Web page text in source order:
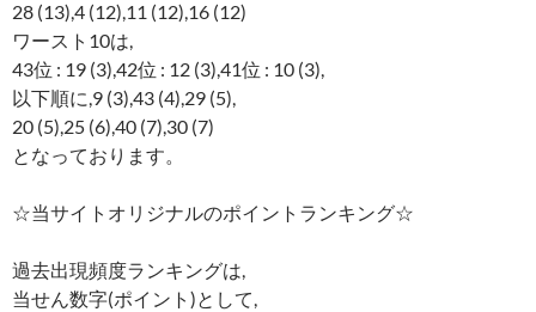
28 (13),4 (12),11 (12),16 (12)
ワースト10は,
43位 : 19 (3),42位 : 12 (3),41位 : 10 (3),
以下順に,9 (3),43 (4),29 (5),
20 (5),25 (6),40 (7),30 (7)
となっております。
☆当サイトオリジナルのポイントランキング☆
過去出現頻度ランキングは,
当せん数字(ポイント)として,